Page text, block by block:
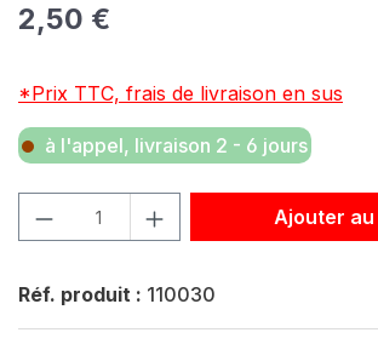
Prix régulier :
2,50 €
*Prix TTC, frais de livraison en sus
à l'appel, livraison 2 - 6 jours
Quantité de produit : Entrez laAjouter
Réf. produit : 110030